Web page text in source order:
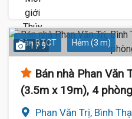
Sàn BTCT Hẻm (3 m)
1 / 9
Bán nhà Phan Văn
(3.5m x 19m), 4
Phan Văn Trị, Bình